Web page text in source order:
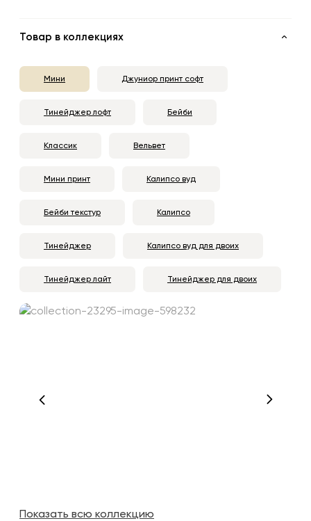
Товар в коллекциях
Мини Джуниор принт софт
Тинейджер лофт Бейби
Классик Вельвет
Мини принт Калипсо вуд
Бейби текстур Калипсо
Тинейджер Калипсо вуд для двоих
Тинейджер лайт Тинейджер для двоих
Показать всю коллекцию